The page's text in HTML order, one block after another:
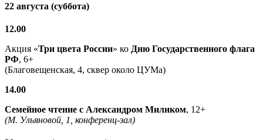
22 августа (суббота)
12.00
Акция «Три цвета России» ко Дню Государственного флага
РФ, 6+
(Благовещенская, 4, сквер около ЦУМа)
14.00
Семейное чтение с Александром Миликом, 12+
(М. Ульяновой, 1, конференц-зал)